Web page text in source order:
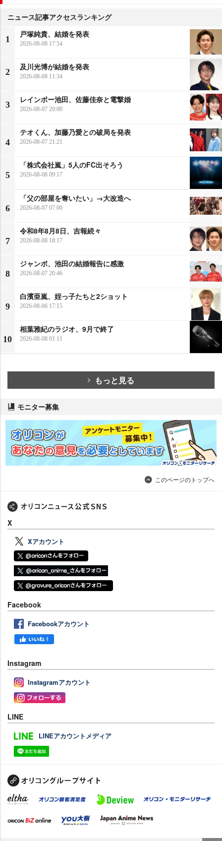
ニュース記事アクセスランキング
1
戸塚純貴、結婚を発表
2026-08-08 17:54
2
及川光博が結婚を発表
2026-08-08 11:34
3
レインボー池田、佐藤佳奈と電撃婚
2026-08-07 20:00
4
テオくん、加藤乃愛との破局を発表
2026-08-07 21:21
5
「株式会社嵐」5人のFC出そろう
2026-08-08 09:17
6
「父の部屋を奪いたい」→大改造へ
2026-08-07 07:00
7
令和8年8月8日、吉報続々
2026-08-08 18:17
8
ジャンボ、池田の結婚報告に感激
2026-08-07 20:46
9
白濱亜嵐、姪っ子たちと2ショット
2026-08-06 17:15
10
相葉雅紀のラジオ、9月で終了
2026-08-08 01:11
もっと見る
モニター募集
このページのトップへ
X
Xアカウント
Facebook
Facebookアカウント
Instagram
Instagramアカウント
LINE
LINEアカウントメディア